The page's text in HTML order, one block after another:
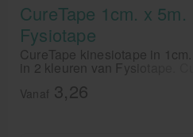
CureTape 1cm. x
Fysiotape
CureTape kinesiotape in
in 2 kleuren van Fysiotape.
makkelijke smalle stroken
littekentape.
Vanaf 3,26